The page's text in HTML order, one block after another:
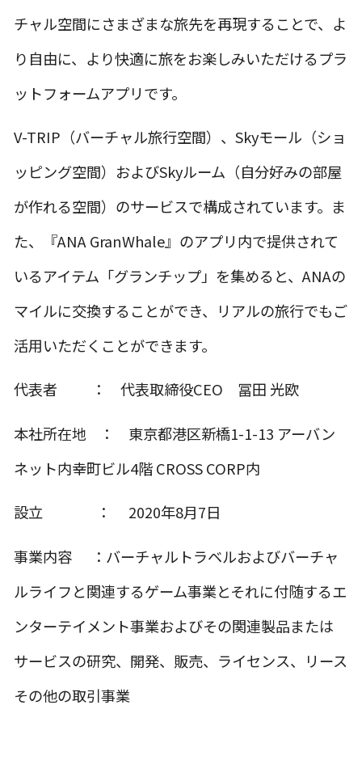
チャル空間にさまざまな旅先を再現することで、よ
り自由に、より快適に旅をお楽しみいただけるプラ
ットフォームアプリです。
V-TRIP（バーチャル旅行空間）、Skyモール（ショ
ッピング空間）およびSkyルーム（自分好みの部屋
が作れる空間）のサービスで構成されています。ま
た、『ANA GranWhale』のアプリ内で提供されて
いるアイテム「グランチップ」を集めると、ANAの
マイルに交換することができ、リアルの旅行でもご
活用いただくことができます。
代表者 ： 代表取締役CEO 冨田 光欧
本社所在地 ： 東京都港区新橋1-1-13 アーバン
ネット内幸町ビル4階 CROSS CORP内
設立 ： 2020年8月7日
事業内容 ：バーチャルトラベルおよびバーチャ
ルライフと関連するゲーム事業とそれに付随するエ
ンターテイメント事業およびその関連製品または
サービスの研究、開発、販売、ライセンス、リース
その他の取引事業